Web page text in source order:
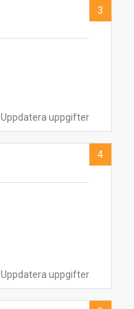
Uppdatera uppgifter
3
Uppdatera uppgifter
4